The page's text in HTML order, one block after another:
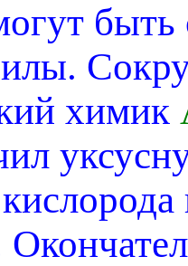
быть
химик